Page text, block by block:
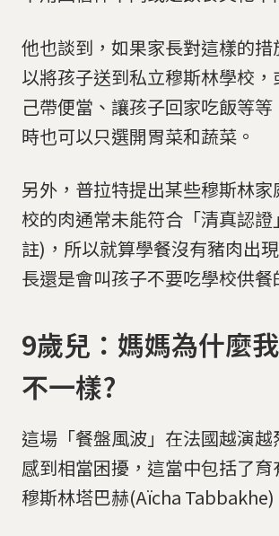
他也談到，如果家長對這樣的
以將孩子送到私立穆斯林學校，
己帶便當、讓孩子回家吃飯等
時也可以只選開胃菜和蔬菜。
另外，普拉特提出某些穆斯林
校的肉通常未能符合「清真認證
註)，所以就算學餐沒有豬肉出
長還是會叫孩子不要吃學校供餐
9歲兒：媽媽為什麼
不一樣?
這場「餐盤風波」在法國越演
感到相當困擾，這當中包括了
穆斯林塔巴赫(Aïcha Tabbakhe)